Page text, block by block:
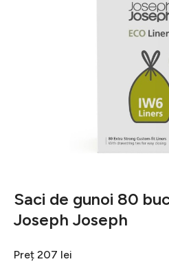
Saci de gunoi 80
Joseph Joseph
Preț 207 lei